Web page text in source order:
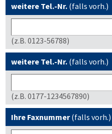
weitere Tel.-Nr. (falls vorh.)
(z.B. 0123-56788)
weitere Tel.-Nr. (falls vorh.)
(z.B. 0177-1234567890)
Ihre Faxnummer(falls vorh.)